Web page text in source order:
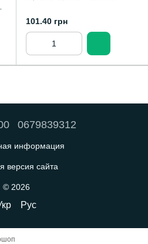
101.40 грн
0679839312
информация
версия сайта
© 2026
Рус